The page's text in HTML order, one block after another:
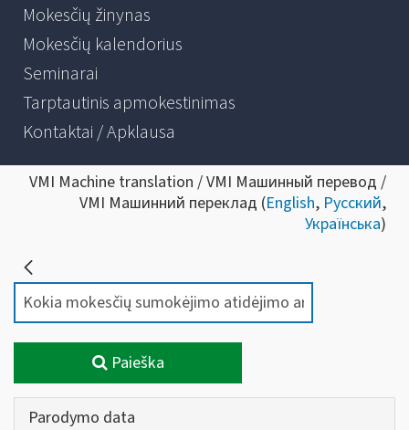
Mokesčių žinynas
Mokesčių kalendorius
Seminarai
Tarptautinis apmokestinimas
Kontaktai / Apklausa
VMI Machine translation / VMI Машинный перевод /
VMI Машинний переклад (English, Русский,
Українська)
Paieška
Parodymo data